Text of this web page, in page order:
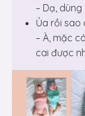
– Dạ,
Ủa rồi sao
– À, mặc
cai được